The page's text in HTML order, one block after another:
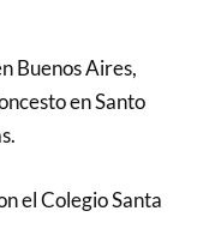
Buenos Aires,
en Santo
el Colegio Santa